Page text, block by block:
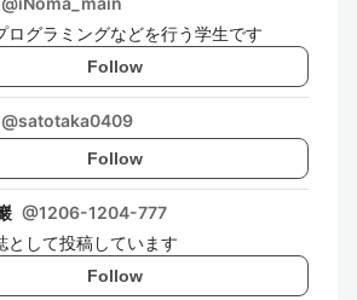
ログラミングなどを行う学生です
Follow
@satotaka0409
Follow
@1206-1204-777
として投稿しています
Follow